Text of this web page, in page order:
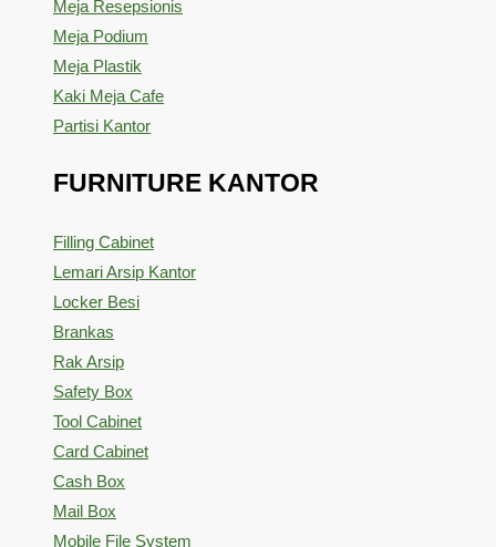
Meja Resepsionis
Meja Podium
Meja Plastik
Kaki Meja Cafe
Partisi Kantor
FURNITURE KANTOR
Filling Cabinet
Lemari Arsip Kantor
Locker Besi
Brankas
Rak Arsip
Safety Box
Tool Cabinet
Card Cabinet
Cash Box
Mail Box
Mobile File System